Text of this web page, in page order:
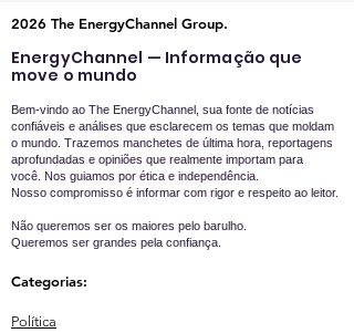
2026 The EnergyChannel Group.
EnergyChannel — Informação que
move o mundo
Bem-vindo ao The EnergyChannel, sua fonte de notícias
confiáveis e análises que esclarecem os temas que moldam
o mundo. Trazemos manchetes de última hora, reportagens
aprofundadas e opiniões que realmente importam para
você. Nos guiamos por ética e independência.
Nosso compromisso é informar com rigor e respeito ao leitor.
Não queremos ser os maiores pelo barulho.
Queremos ser grandes pela confiança.
Categorias:
Política